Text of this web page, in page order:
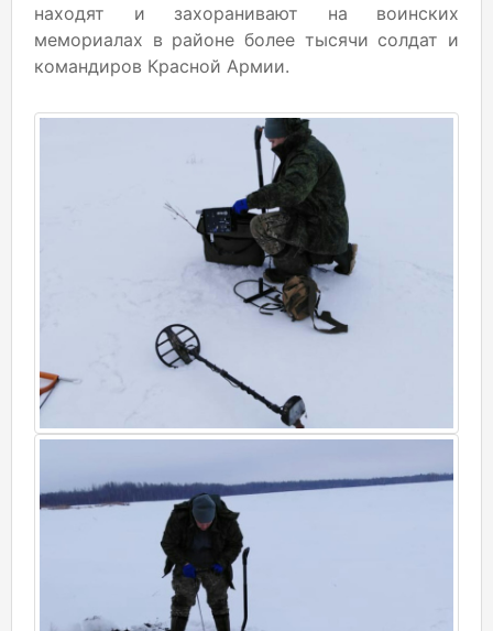
находят и захоранивают на воинских
мемориалах в районе более тысячи солдат и
командиров Красной Армии.